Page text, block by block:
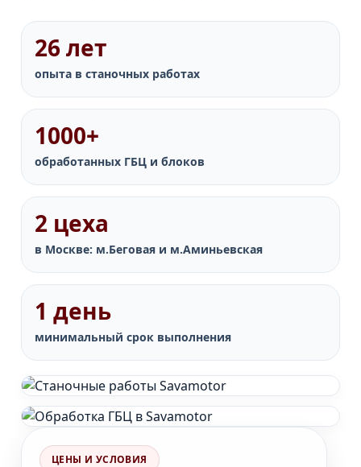
26 лет
опыта в станочных работах
1000+
обработанных ГБЦ и блоков
2 цеха
в Москве: м.Беговая и м.Аминьевская
1 день
минимальный срок выполнения
ЦЕНЫ И УСЛОВИЯ